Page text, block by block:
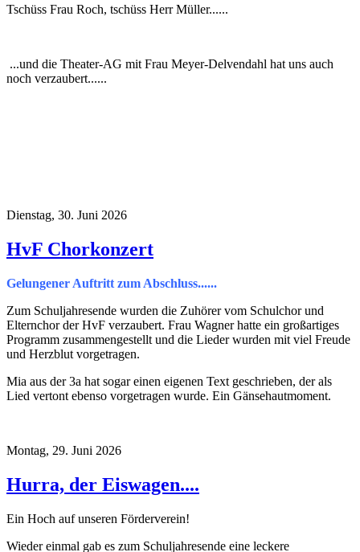
Tschüss Frau Roch, tschüss Herr Müller......
...und die Theater-AG mit Frau Meyer-Delvendahl hat uns auch
noch verzaubert......
Dienstag, 30. Juni 2026
HvF Chorkonzert
Gelungener Auftritt zum Abschluss......
Zum Schuljahresende wurden die Zuhörer vom Schulchor und
Elternchor der HvF verzaubert. Frau Wagner hatte ein großartiges
Programm zusammengestellt und die Lieder wurden mit viel Freude
und Herzblut vorgetragen.
Mia aus der 3a hat sogar einen eigenen Text geschrieben, der als
Lied vertont ebenso vorgetragen wurde. Ein Gänsehautmoment.
Montag, 29. Juni 2026
Hurra, der Eiswagen....
Ein Hoch auf unseren Förderverein!
Wieder einmal gab es zum Schuljahresende eine leckere